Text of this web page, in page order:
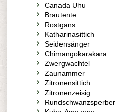
Canada Uhu
Brautente
Rostgans
Katharinasittich
Seidensänger
Chimangokarakara
Zwergwachtel
Zaunammer
Zitronensittich
Zitronenzeisig
Rundschwanzsperber